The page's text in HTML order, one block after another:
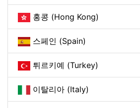
홍콩 (Hong Kong)
스페인 (Spain)
튀르키예 (Turkey)
이탈리아 (Italy)